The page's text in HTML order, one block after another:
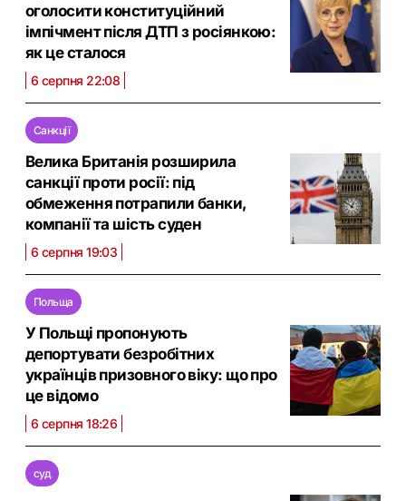
оголосити конституційний
імпічмент після ДТП з росіянкою:
як це сталося
6 серпня 22:08
Санкції
Велика Британія розширила
санкції проти росії: під
обмеження потрапили банки,
компанії та шість суден
6 серпня 19:03
Польща
У Польщі пропонують
депортувати безробітних
українців призовного віку: що про
це відомо
6 серпня 18:26
суд